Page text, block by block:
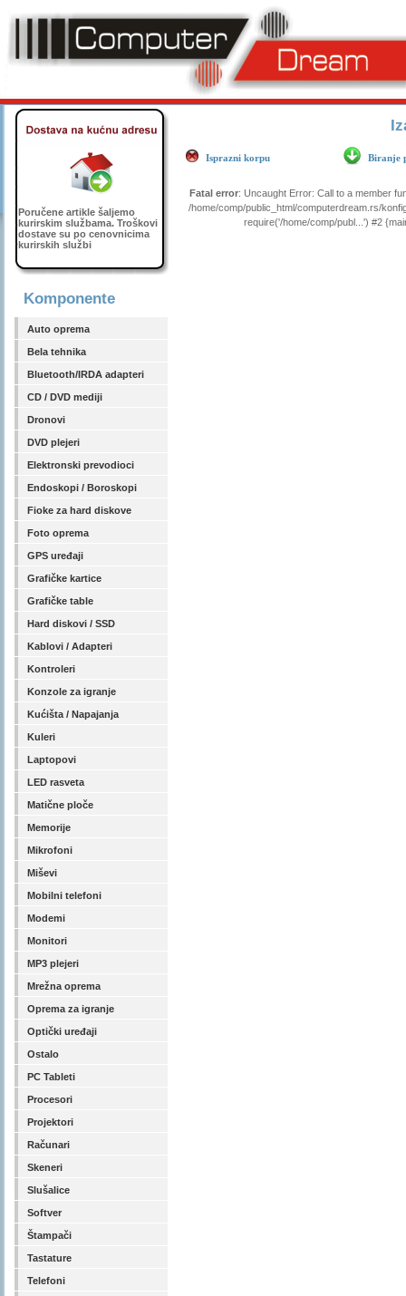
Poručene artikle šaljemo
kurirskim službama. Troškovi
dostave su po cenovnicima
kurirskih službi
Komponente
Auto oprema
Bela tehnika
Bluetooth/IRDA adapteri
CD / DVD mediji
Dronovi
DVD plejeri
Elektronski prevodioci
Endoskopi / Boroskopi
Fioke za hard diskove
Foto oprema
GPS uređaji
Grafičke kartice
Grafičke table
Hard diskovi / SSD
Kablovi / Adapteri
Kontroleri
Konzole za igranje
Kućišta / Napajanja
Kuleri
Laptopovi
LED rasveta
Matične ploče
Memorije
Mikrofoni
Miševi
Mobilni telefoni
Modemi
Monitori
MP3 plejeri
Mrežna oprema
Oprema za igranje
Optički uređaji
Ostalo
PC Tableti
Procesori
Projektori
Računari
Skeneri
Slušalice
Softver
Štampači
Tastature
Telefoni
Isprazni korpu Biranje
Fatal error: Uncaught Error: Call to a member
/home/comp/public_html/computerdream.rs/
require('/home/comp/publ...') #2